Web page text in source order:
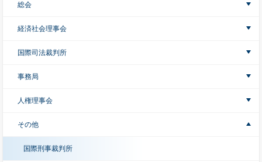
総会
経済社会理事会
国際司法裁判所
事務局
人権理事会
その他
国際刑事裁判所